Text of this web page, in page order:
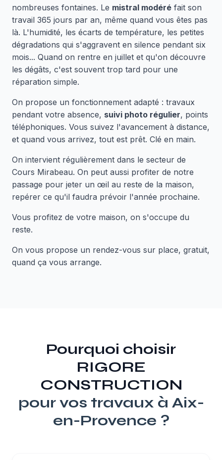
nombreuses fontaines. Le mistral modéré fait son
travail 365 jours par an, même quand vous êtes pas
là. L'humidité, les écarts de température, les petites
dégradations qui s'aggravent en silence pendant six
mois... Quand on rentre en juillet et qu'on découvre
les dégâts, c'est souvent trop tard pour une
réparation simple.
On propose un fonctionnement adapté : travaux
pendant votre absence, suivi photo régulier, points
téléphoniques. Vous suivez l'avancement à distance,
et quand vous arrivez, tout est prêt. Clé en main.
On intervient régulièrement dans le secteur de
Cours Mirabeau. On peut aussi profiter de notre
passage pour jeter un œil au reste de la maison,
repérer ce qu'il faudra prévoir l'année prochaine.
Vous profitez de votre maison, on s'occupe du
reste.
On vous propose un rendez-vous sur place, gratuit,
quand ça vous arrange.
Pourquoi choisir
RIGORE
CONSTRUCTION
pour vos travaux à Aix-
en-Provence ?